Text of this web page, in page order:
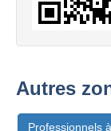
Autres
Professionnels